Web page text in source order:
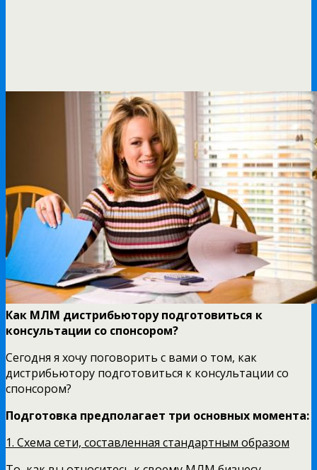
Как МЛМ дистрибьютору подготовиться к
консультации со спонсором?
Сегодня я хочу поговорить с вами о том, как
дистрибьютору подготовиться к консультации со
спонсором?
Подготовка предполагает три основных момента:
1. Схема сети, составленная стандартным образом